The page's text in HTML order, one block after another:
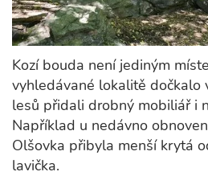
Kozí bouda není jediným
vyhledávané lokalitě dočkalo
lesů přidali drobný mobiliář i
Například u nedávno
Olšovka přibyla menší krytá
lavička.